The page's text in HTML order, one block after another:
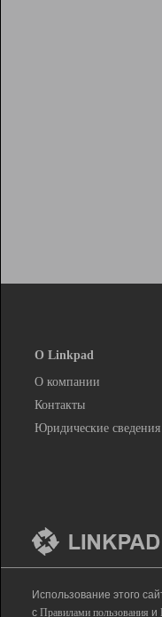
О Linkpad
О компании
Контакты
Юридические сведения
Использование этого
с Правилами пользования и